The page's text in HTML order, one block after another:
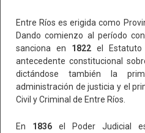
Entre Ríos es erigida como
Dando comienzo al período
sanciona en 1822 el Estatuto
antecedente constitucional
dictándose también la
administración de justicia y el
Civil y Criminal de Entre Ríos.
En 1836 el Poder Judicial